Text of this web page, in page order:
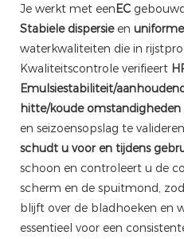
Je werkt met eenEC
Stabiele dispersieen
waterkwaliteiten die in
Kwaliteitscontrole verifieert
Emulsiestabiliteit/
hitte/koude
en seizoensopslag te
schudt u voor en tijdens
schoon en controleert u de
scherm en de spuitmond,
blijft over de bladhoeken en
essentieel voor een